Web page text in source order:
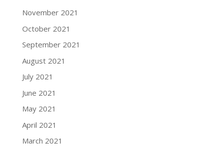
November 2021
October 2021
September 2021
August 2021
July 2021
June 2021
May 2021
April 2021
March 2021